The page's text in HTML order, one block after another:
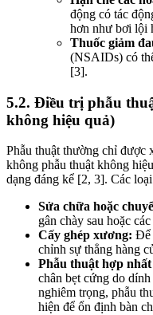
động có tác
hơn như bơi lội
Thuốc giảm
(NSAIDs) có
[3].
5.2. Điều trị phẫu
không hiệu quả)
Phẫu thuật thường chỉ được
không phẫu thuật không
dạng đáng kể [2, 3]. Các
Sửa chữa hoặc
gân chày sau hoặc
Cấy ghép xương: Để
chỉnh sự thẳng hàng
Phẫu thuật hợp
chân bẹt cứng do
nghiêm trọng, phẫu
hiện để ổn định bàn